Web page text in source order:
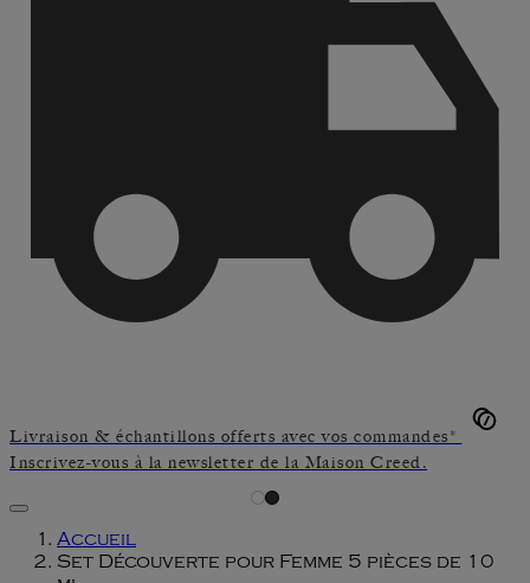
Livraison & échantillons offerts avec vos commandes*
Inscrivez-vous à la newsletter de la Maison Creed.
Accueil
Set Découverte pour Femme 5 pièces de 10